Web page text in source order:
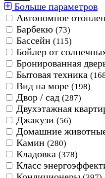
Больше параметров
Автономное
Барбекю (73)
Бассейн (115)
Бойлер от
Бронированная
Бытовая техника
Вид на море (198)
Двор / сад (287)
Двухэтажная
Джакузи (56)
Домашние
Камин (280)
Кладовка (378)
Класс